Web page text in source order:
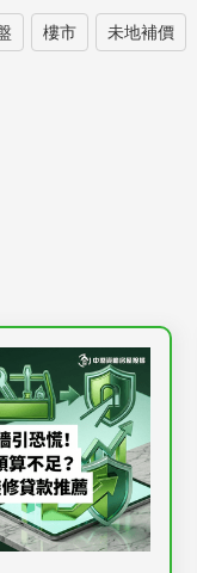
樓市 未地補價